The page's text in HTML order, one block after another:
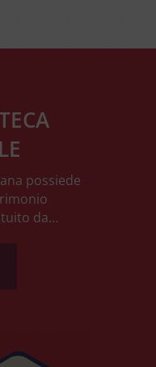
possiede
da…